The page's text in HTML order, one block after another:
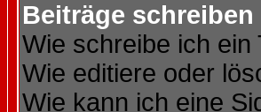
Beiträge schreiben
Wie schreibe ich
Wie editiere oder
Wie kann ich eine